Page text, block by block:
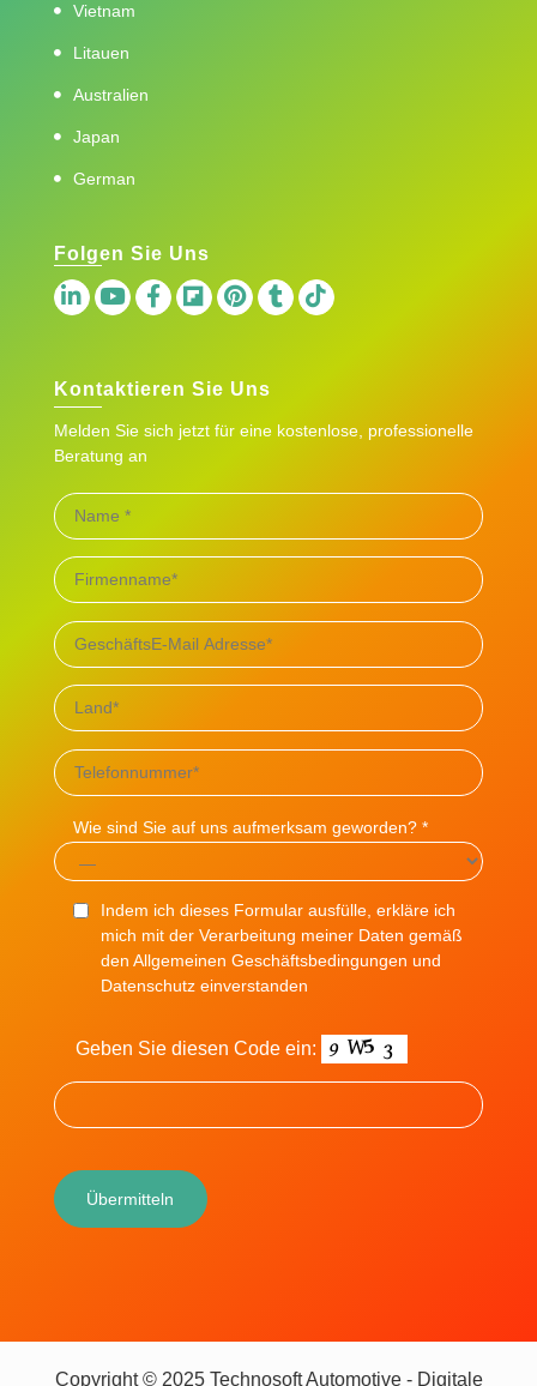
Vietnam
Litauen
Australien
Japan
German
Folgen Sie Uns
Kontaktieren Sie Uns
Melden Sie sich jetzt für eine kostenlose, professionelle
Beratung an
Wie sind Sie auf uns aufmerksam geworden? *
Indem ich dieses Formular ausfülle, erkläre ich
mich mit der Verarbeitung meiner Daten gemäß
den Allgemeinen Geschäftsbedingungen und
Datenschutz einverstanden
Geben Sie diesen Code ein:
Copyright © 2025 Technosoft Automotive - Digitale